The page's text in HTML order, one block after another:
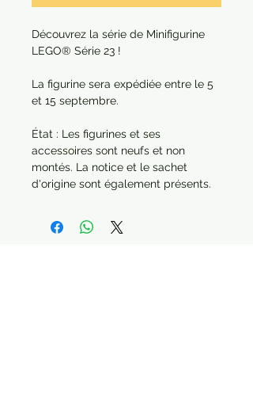
Découvrez la série de Minifigurine
LEGO® Série 23 !
La figurine sera expédiée entre le 5
et 15 septembre.
État : Les figurines et ses
accessoires sont neufs et non
montés. La notice et le sachet
d'origine sont également présents.